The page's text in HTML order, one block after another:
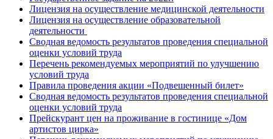
Лицензия на осуществление медицинской деятельности
Лицензия на осуществление образовательной
деятельности
Сводная ведомость результатов проведения специальной
оценки условий труда
Перечень рекомендуемых мероприятий по улучшению
условий труда
Правила проведения акции «Подвешенный билет»
Сводная ведомость результатов проведения специальной
оценки условий труда
Прейскурант цен на проживание в гостинице «Дом
артистов цирка»